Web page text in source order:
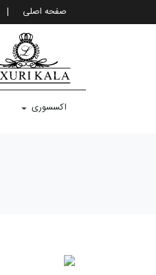
صفحه اصلی |
اکسسوری